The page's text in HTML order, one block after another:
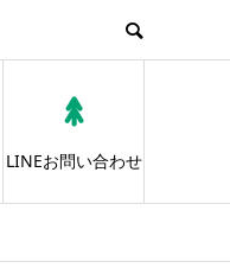
LINEお問い合わせ